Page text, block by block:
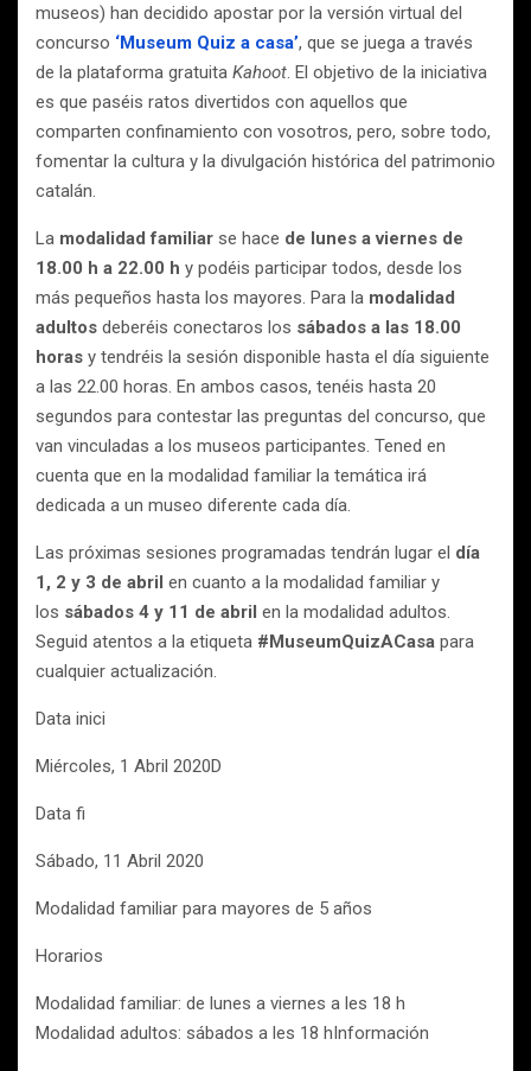
museos) han decidido apostar por la versión virtual del
concurso ‘Museum Quiz a casa’, que se juega a través
de la plataforma gratuita Kahoot. El objetivo de la iniciativa
es que paséis ratos divertidos con aquellos que
comparten confinamiento con vosotros, pero, sobre todo,
fomentar la cultura y la divulgación histórica del patrimonio
catalán.
La modalidad familiar se hace de lunes a viernes de
18.00 h a 22.00 h y podéis participar todos, desde los
más pequeños hasta los mayores. Para la modalidad
adultos deberéis conectaros los sábados a las 18.00
horas y tendréis la sesión disponible hasta el día siguiente
a las 22.00 horas. En ambos casos, tenéis hasta 20
segundos para contestar las preguntas del concurso, que
van vinculadas a los museos participantes. Tened en
cuenta que en la modalidad familiar la temática irá
dedicada a un museo diferente cada día.
Las próximas sesiones programadas tendrán lugar el día
1, 2 y 3 de abril en cuanto a la modalidad familiar y
los sábados 4 y 11 de abril en la modalidad adultos.
Seguid atentos a la etiqueta #MuseumQuizACasa para
cualquier actualización.
Data inici
Miércoles, 1 Abril 2020D
Data fi
Sábado, 11 Abril 2020
Modalidad familiar para mayores de 5 años
Horarios
Modalidad familiar: de lunes a viernes a les 18 h
Modalidad adultos: sábados a les 18 hInformación